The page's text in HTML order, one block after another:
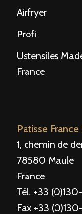
Airfryer
Profi
Ustensiles
France
Patisse France
1, chemin de
78580 Maule
France
Tél. +33
Fax +33